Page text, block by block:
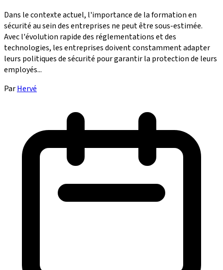
Dans le contexte actuel, l'importance de la formation en
sécurité au sein des entreprises ne peut être sous-estimée.
Avec l'évolution rapide des réglementations et des
technologies, les entreprises doivent constamment adapter
leurs politiques de sécurité pour garantir la protection de leurs
employés...
ParHervé